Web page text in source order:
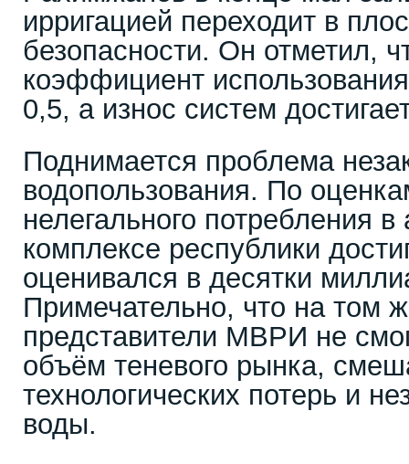
ирригацией переходит в
безопасности. Он отметил,
коэффициент
0,5, а износ систем
Поднимается проблема
водопользования. По
нелегального потребления
комплексе республики
оценивался в десятки
Примечательно, что на том
представители МВРИ не
объём теневого рынка,
технологических потерь и
воды.